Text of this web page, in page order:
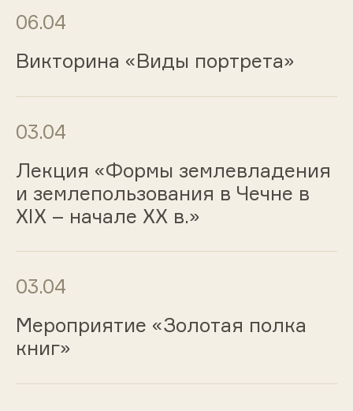
06.04
Викторина «Виды портрета»
03.04
Лекция «Формы землевладения
и землепользования в Чечне в
XIX – начале XX в.»
03.04
Мероприятие «Золотая полка
книг»